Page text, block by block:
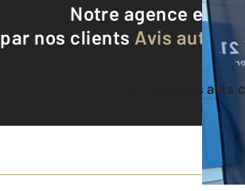
Notre agence est
par nos clients Avis
Voir tous les avis